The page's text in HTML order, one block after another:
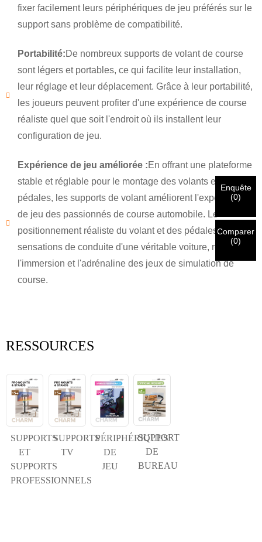
fixer facilement leurs périphériques de jeu préférés sur le
support sans problème de compatibilité.
Portabilité:De nombreux supports de volant de course
sont légers et portables, ce qui facilite leur installation,
leur réglage et leur déplacement. Grâce à leur portabilité,
les joueurs peuvent profiter d'une expérience de course
réaliste quel que soit l'endroit où ils installent leur
configuration de jeu.
Expérience de jeu améliorée :En offrant une plateforme
stable et réglable pour le montage des volants et des
pédales, les supports de volant améliorent l'expérience
de jeu des passionnés de course automobile. Le
positionnement réaliste du volant et des pédales imite les
sensations de conduite d'une véritable voiture, renforçant
l'immersion et l'adrénaline des jeux de simulation de
course.
RESSOURCES
SUPPORTS
ET
SUPPORTS
PROFESSIONNELS
SUPPORTS
TV
PÉRIPHÉRIQUES
DE
JEU
SUPPORT
DE
BUREAU
×
CHOISISSEZ VOTRE PROPRE IDENTITÉ
Je suis
Client de CHARM
Je suis
Nouveau visiteur
×
VÉRIFIEZ VOTRE IDENTITÉ
Veuillez saisir ci-dessous votre adresse courriel
véritable client de CHARM.
Retour Soumettre
Avant de soumettre, veuillez
l'information
estCORRECT.Des informations incorrectes entraîneront un
échec de l'envoi des matériaux.
Retour Soumettre
×
Nous avons bien reçu votre demande et nous allons…
VÉRIFIERvotre soumission
informations pour l'authentification et l'autorisation. Une fois
Une fois votre identité vérifiée, vous recevrez une notification
par e-mail.
Enquête
(0)
Comparer
(0)